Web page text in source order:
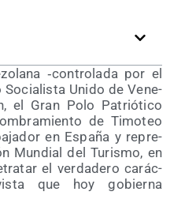
‑con­tro­la­da por el
Uni­do de Vene­
el Gran Polo Patrió­ti­co
de Timo­teo
en Espa­ña y repre­
Mun­dial del Turis­mo, en
el ver­da­de­ro carác­
que hoy gobier­na